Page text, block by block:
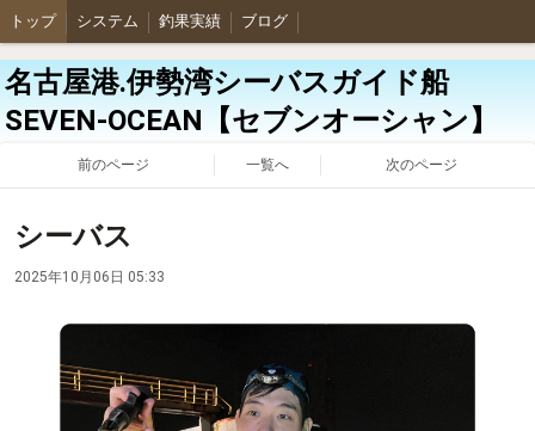
トップ システム 釣果実績 ブログ
名古屋港.伊勢湾シーバスガイド船
SEVEN-OCEAN【セブンオーシャン】
前のページ 一覧へ 次のページ
シーバス
2025年10月06日 05:33